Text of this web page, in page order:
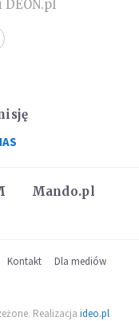
DEON.pl
Mando.pl
Kontakt
Dla mediów
Realizacja ideo.pl